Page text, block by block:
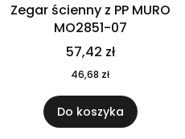
Zegar ścienny z PP MURO
MO2851-07
57,42 zł
46,68 zł
Do koszyka